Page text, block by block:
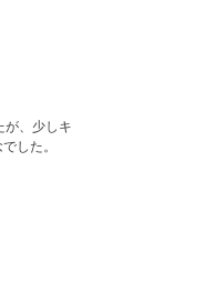
が、少しキ
した。